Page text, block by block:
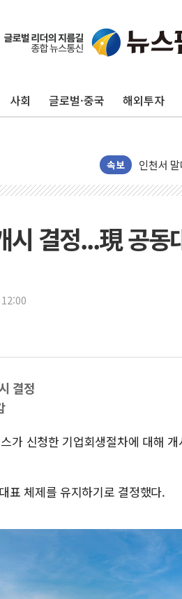
사회 글로벌·중국 해외투자
속보
[종합] 김
인천서
김민석,
[속보] 민
[속보] 민
[속보]
정재헌
최태원,
하나금
인천시
병무청,
홈플러
'호우·산
여야,
풀무원
현대그
시 결정...現 공동
결정
가 신청한 기업회생절차에 대해 개
표 체제를 유지하기로 결정했다.